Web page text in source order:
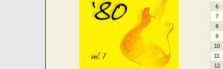
6
7
8
9
10
11
12